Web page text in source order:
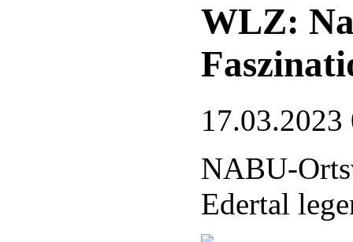
WLZ:
17.03.2023
NABU-
Edertal